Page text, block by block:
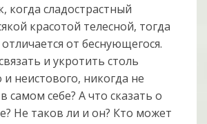
когда сладострастный
красотой телесной, тогда
от беснующегося.
и укротить столь
и неистового, никогда не
себе? А что сказать о
Не таков ли и он? Кто может